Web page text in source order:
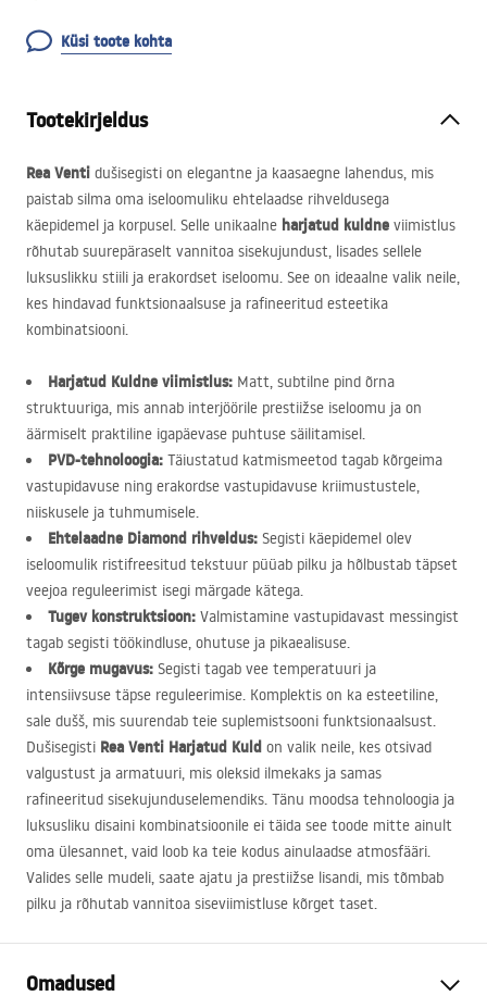
Küsi toote kohta
Tootekirjeldus
Rea Venti dušisegisti on elegantne ja kaasaegne lahendus, mis
paistab silma oma iseloomuliku ehtelaadse rihveldusega
käepidemel ja korpusel. Selle unikaalne harjatud kuldne viimistlus
rõhutab suurepäraselt vannitoa sisekujundust, lisades sellele
luksuslikku stiili ja erakordset iseloomu. See on ideaalne valik neile,
kes hindavad funktsionaalsuse ja rafineeritud esteetika
kombinatsiooni.
Harjatud Kuldne viimistlus: Matt, subtilne pind õrna
struktuuriga, mis annab interjöörile prestiižse iseloomu ja on
äärmiselt praktiline igapäevase puhtuse säilitamisel.
PVD-tehnoloogia: Täiustatud katmismeetod tagab kõrgeima
vastupidavuse ning erakordse vastupidavuse kriimustustele,
niiskusele ja tuhmumisele.
Ehtelaadne Diamond rihveldus: Segisti käepidemel olev
iseloomulik ristifreesitud tekstuur püüab pilku ja hõlbustab täpset
veejoa reguleerimist isegi märgade kätega.
Tugev konstruktsioon: Valmistamine vastupidavast messingist
tagab segisti töökindluse, ohutuse ja pikaealisuse.
Kõrge mugavus: Segisti tagab vee temperatuuri ja
intensiivsuse täpse reguleerimise. Komplektis on ka esteetiline,
sale dušš, mis suurendab teie suplemistsooni funktsionaalsust.
Dušisegisti Rea Venti Harjatud Kuld on valik neile, kes otsivad
valgustust ja armatuuri, mis oleksid ilmekaks ja samas
rafineeritud sisekujunduselemendiks. Tänu moodsa tehnoloogia ja
luksusliku disaini kombinatsioonile ei täida see toode mitte ainult
oma ülesannet, vaid loob ka teie kodus ainulaadse atmosfääri.
Valides selle mudeli, saate ajatu ja prestiižse lisandi, mis tõmbab
pilku ja rõhutab vannitoa siseviimistluse kõrget taset.
Omadused